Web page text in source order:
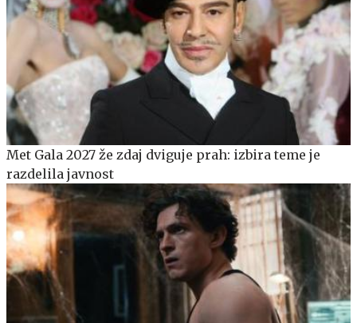
Met Gala 2027 že zdaj dviguje prah: izbira teme je
razdelila javnost